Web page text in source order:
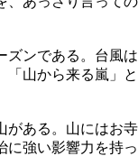
ズンである。台風は
「山から来る嵐」と
がある。山にはお寺
に強い影響力を持っ